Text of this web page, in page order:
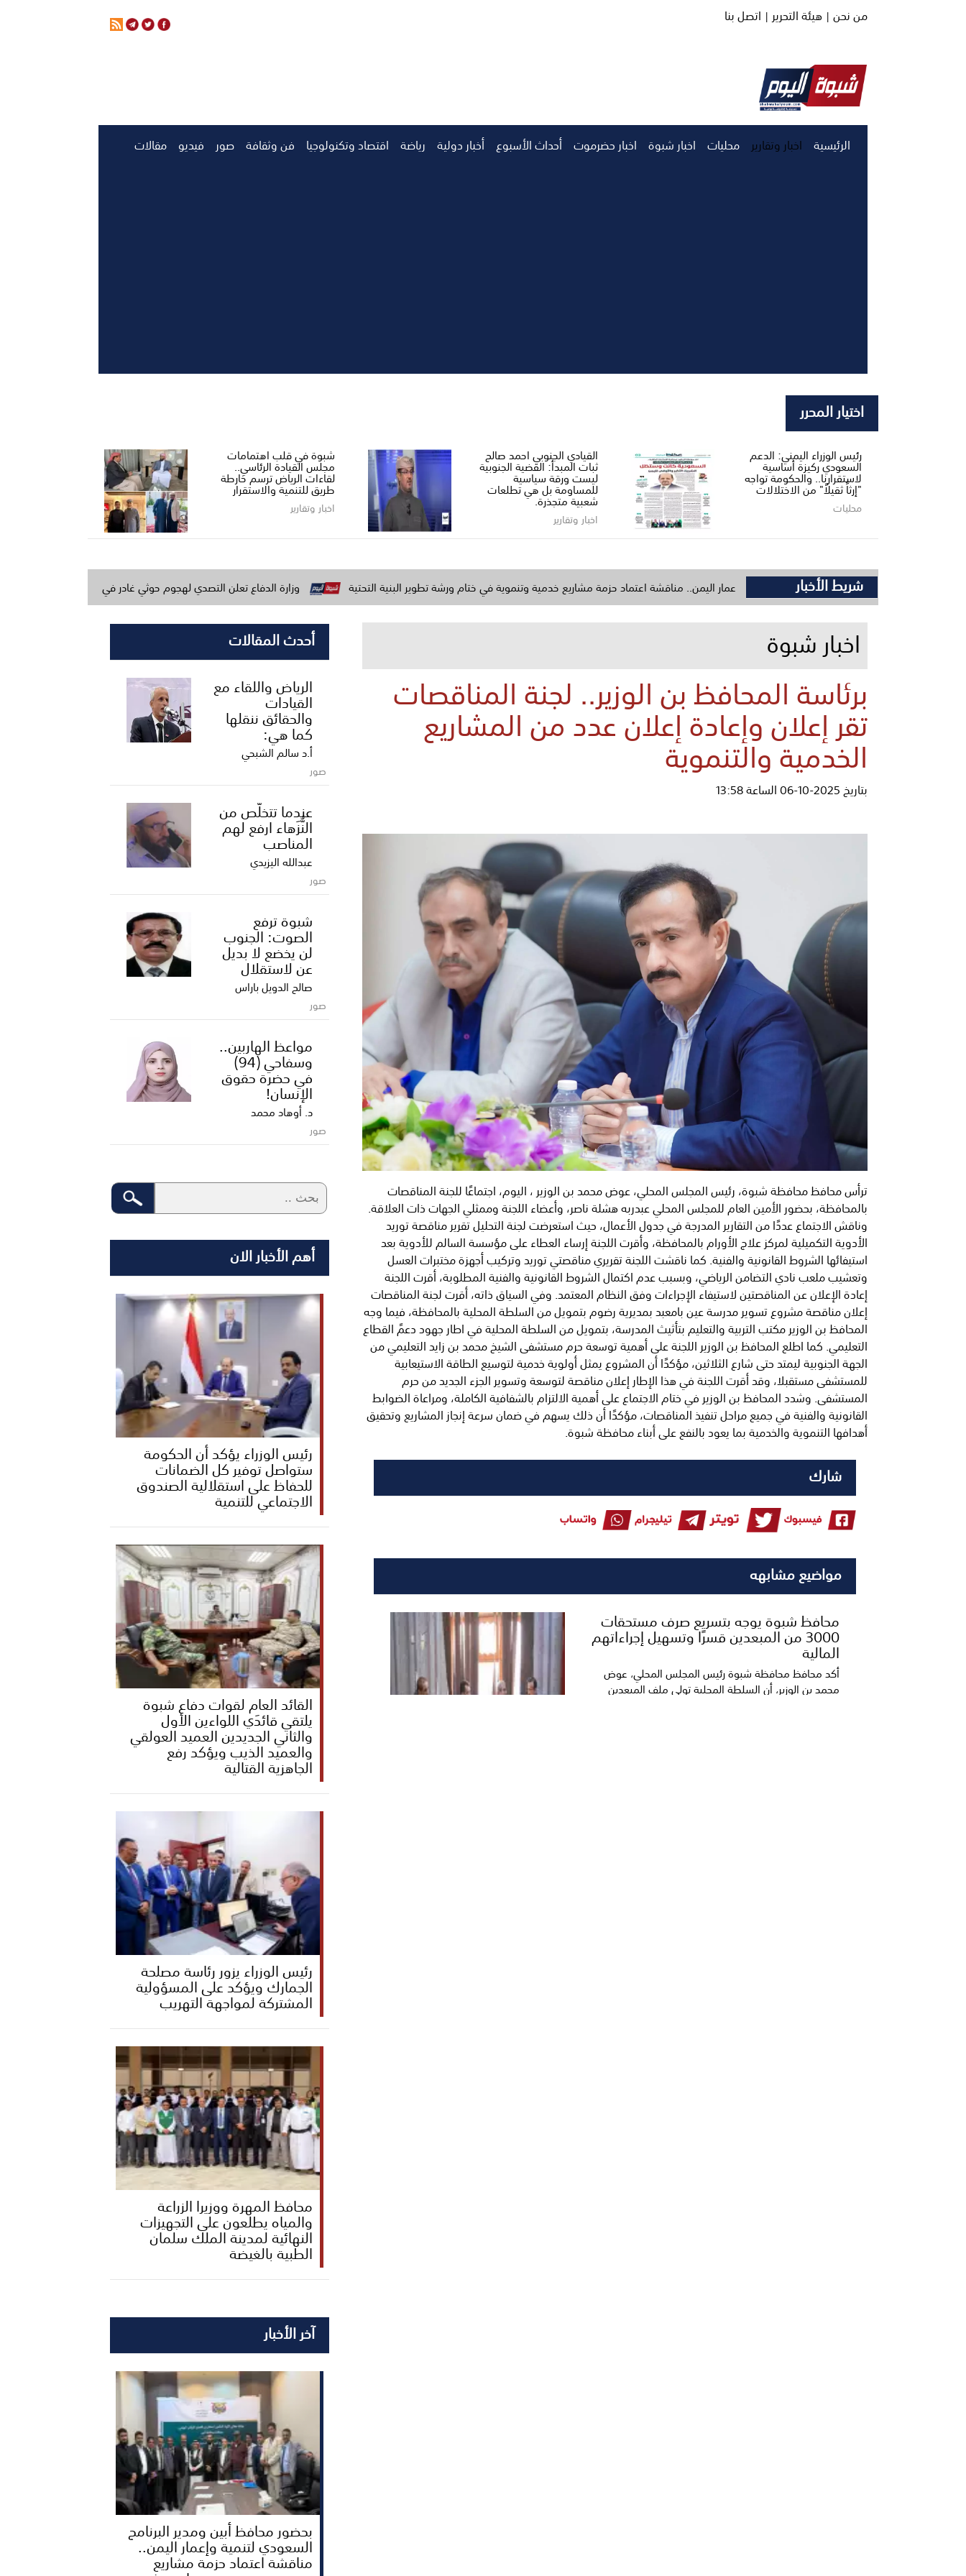
من نحن | هيئة التحرير | اتصل بنا
الرئيسية اخبار وتقارير محليات اخبار شبوة اخبار حضرموت أحداث الأسبوع أخبار دولية رياضة اقتصاد وتكنولوجيا فن وثقافة صور فيديو مقالات
اختيار المحرر
رئيس الوزراء اليمني: الدعم
السعودي ركيزة أساسية
لاستقرارنا.. والحكومة تواجه
"إرثاً ثقيلاً" من الاختلالات
محليات
القيادي الجنوبي احمد صالح ​
ثبات المبدأ: القضية الجنوبية
ليست ورقة سياسية
للمساومة بل هي تطلعات
شعبية متجذرة.
اخبار وتقارير
شبوة في قلب اهتمامات
مجلس القيادة الرئاسي..
لقاءات الرياض ترسم خارطة
طريق للتنمية والاستقرار
اخبار وتقارير
شريط الأخبار
ومدير البرنامج السعودي لتنمية وإعمار اليمن.. مناقشة اعتماد حزمة مشاريع خدمية وتنموية في ختام ورشة تطوير البنية التحتية وزارة الدفاع تعلن التصدي لهجوم حوثي غادر في مأرب وحضرموت وتتوعد بالرد
اخبار شبوة
برئاسة المحافظ بن الوزير.. لجنة المناقصات
تقر إعلان وإعادة إعلان عدد من المشاريع
الخدمية والتنموية
بتاريخ 2025-10-06 الساعة 13:58
ترأس محافظ محافظة شبوة، رئيس المجلس المحلي، عوض محمد بن الوزير ، اليوم، اجتماعًا للجنة المناقصات
بالمحافظة، بحضور الأمين العام للمجلس المحلي عبدربه هشلة ناصر، وأعضاء اللجنة وممثلي الجهات ذات العلاقة.
وناقش الاجتماع عددًا من التقارير المدرجة في جدول الأعمال، حيث استعرضت لجنة التحليل تقرير مناقصة توريد
الأدوية التكميلية لمركز علاج الأورام بالمحافظة، وأقرت اللجنة إرساء العطاء على مؤسسة السالم للأدوية بعد
استيفائها الشروط القانونية والفنية. كما ناقشت اللجنة تقريري مناقصتي توريد وتركيب أجهزة مختبرات العسل
وتعشيب ملعب نادي التضامن الرياضي، وبسبب عدم اكتمال الشروط القانونية والفنية المطلوبة، أقرت اللجنة
إعادة الإعلان عن المناقصتين لاستيفاء الإجراءات وفق النظام المعتمد. وفي السياق ذاته، أقرت لجنة المناقصات
إعلان مناقصة مشروع تسوير مدرسة عين بامعبد بمديرية رضوم بتمويل من السلطة المحلية بالمحافظة، فيما وجه
المحافظ بن الوزير مكتب التربية والتعليم بتأثيث المدرسة، بتمويل من السلطة المحلية في اطار جهود دعمً القطاع
التعليمي. كما اطلع المحافظ بن الوزير اللجنة على أهمية توسعة حرم مستشفى الشيخ محمد بن زايد التعليمي من
الجهة الجنوبية ليمتد حتى شارع الثلاثين، مؤكدًا أن المشروع يمثل أولوية خدمية لتوسيع الطاقة الاستيعابية
للمستشفى مستقبلا، وقد أقرت اللجنة في هذا الإطار إعلان مناقصة لتوسعة وتسوير الجزء الجديد من حرم
المستشفى. وشدد المحافظ بن الوزير في ختام الاجتماع على أهمية الالتزام بالشفافية الكاملة، ومراعاة الضوابط
القانونية والفنية في جميع مراحل تنفيذ المناقصات، مؤكدًا أن ذلك يسهم في ضمان سرعة إنجاز المشاريع وتحقيق
أهدافها التنموية والخدمية بما يعود بالنفع على أبناء محافظة شبوة.
شارك
مواضيع مشابهه
محافظ شبوة يوجه بتسريع صرف مستحقات
3000 من المبعدين قسرًا وتسهيل إجراءاتهم
المالية
أكد محافظ محافظة شبوة رئيس المجلس المحلي، عوض
محمد بن الوزير، أن السلطة المحلية تولي ملف المبعدين
أحدث المقالات
الرياض واللقاء مع
القيادات
والحقائق ننقلها
كما هي:
أ.د سالم الشبحي
صور
عندما تتخلّص من
النُّزَهاء ارفع لهم
المناصب
عبدالله اليزيدي
صور
شبوة ترفع
الصوت: الجنوب
لن يخضع لا بديل
عن لاستقلال
صالح الدويل باراس
صور
مواعظ الهاربين..
وسفاحي (94)
في حضرة حقوق
الإنسان!
د. أوهاد محمد
صور
أهم الأخبار الان
رئيس الوزراء يؤكد أن الحكومة
ستواصل توفير كل الضمانات
للحفاظ على استقلالية الصندوق
الاجتماعي للتنمية
القائد العام لقوات دفاع شبوة
يلتقي قائدَي اللواءين الأول
والثاني الجديدين العميد العولقي
والعميد الذيب ويؤكد رفع
الجاهزية القتالية
رئيس الوزراء يزور رئاسة مصلحة
الجمارك ويؤكد على المسؤولية
المشتركة لمواجهة التهريب
محافظ المهرة ووزيرا الزراعة
والمياه يطلعون على التجهيزات
النهائية لمدينة الملك سلمان
الطبية بالغيضة
آخر الأخبار
بحضور محافظ أبين ومدير البرنامج
السعودي لتنمية وإعمار اليمن..
مناقشة اعتماد حزمة مشاريع